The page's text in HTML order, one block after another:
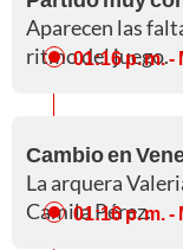
Aparecen las
ritmo del juego.
01:16 p. m.-
Cambio en
La arquera
Camila Pérez.
01:16 p. m. -